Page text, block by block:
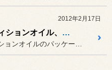
2012年2月17日
NISMOコンペティションオイル、パッケージ変わりました！